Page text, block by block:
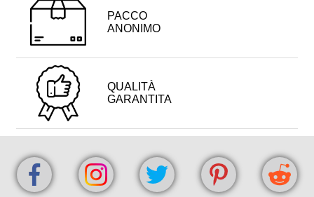
PACCO
ANONIMO
QUALITÀ
GARANTITA